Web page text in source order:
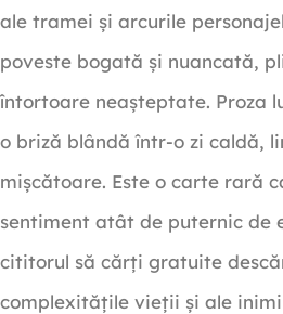
ale tramei și arcurile
poveste bogată și nuancată,
întortoare neașteptate. Proza
o briză blândă într-o zi caldă,
mișcătoare. Este o carte rară
sentiment atât de puternic de
cititorul să cărți gratuite
complexitățile vieții și ale